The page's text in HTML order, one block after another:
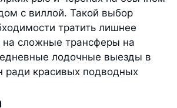
с виллой. Такой выбор
тратить лишнее
на сложные трансферы на
лодочные выезды в
ради красивых подводных